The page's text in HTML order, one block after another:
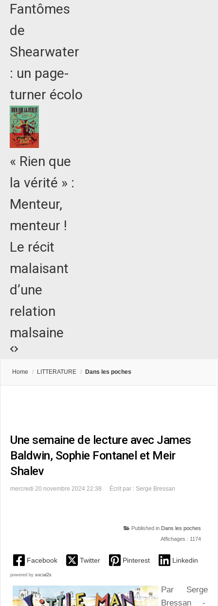
Fantômes
de
Shearwater
: un page-
turner écolo
« Rien que
la vérité » :
Menteur,
menteur !
Le récit
malaisant
d’une
relation
malsaine
Home / LITTERATURE / Dans les poches
Une semaine de lecture avec James
Baldwin, Sophie Fontanel et Meir
Shalev
mercredi 20 novembre 2024 22:38 Écrit par : Serge Bressan
Published in Dans les poches
Affichages : 1174
Facebook Twitter Pinterest Linkedin
powered by social2s
Par Serge
Bressan -